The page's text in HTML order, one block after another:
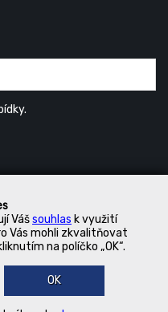
Vášsouhlas k využití
Vás mohli zkvalitňovat
na políčko „OK“.
OK